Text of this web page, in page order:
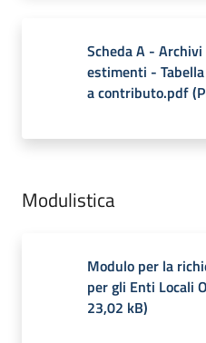
Scheda A -
estimenti -
a contributo.pdf(
Modulistica
Modulo per la
per gli Enti Locali
23,02 kB)